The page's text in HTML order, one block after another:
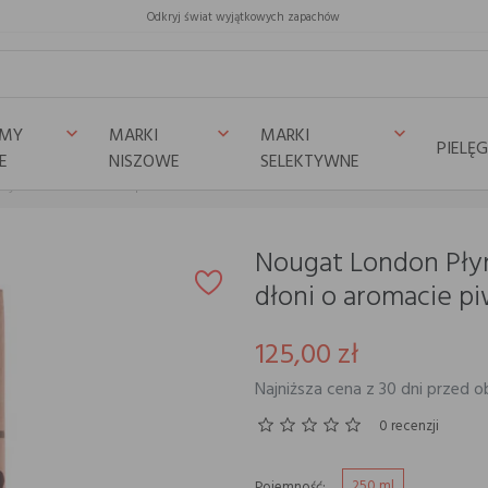
Odkryj świat wyjątkowych zapachów
keyboard_arrow_down
MARKI
NISZOWE
keyboard_arrow_down
MARKI
SELEKTYWNE
keyboard_arrow_down
dłoni o aromacie piwonii
Nougat London
dłoni o aromacie
125,00 zł
Najniższa cena z 30 dni przed
0 recenzji